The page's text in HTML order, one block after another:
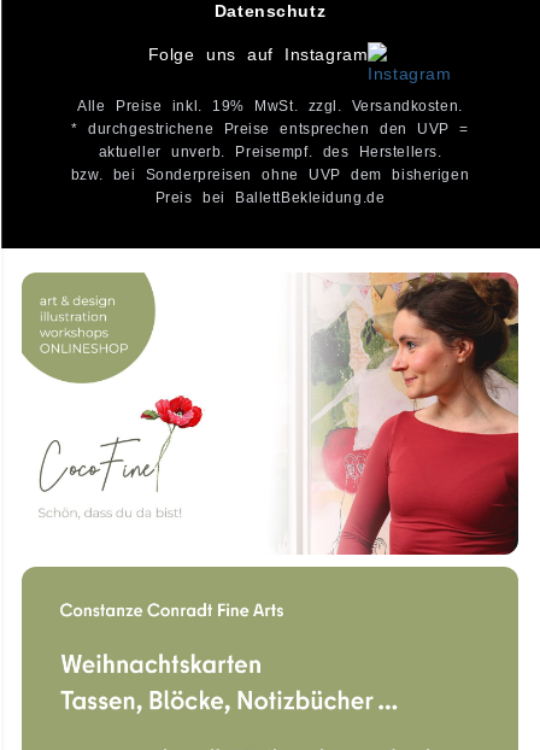
Datenschutz
Folge uns auf Instagram
Alle Preise inkl. 19% MwSt. zzgl. Versandkosten.
* durchgestrichene Preise entsprechen den UVP =
aktueller unverb. Preisempf. des Herstellers.
bzw. bei Sonderpreisen ohne UVP dem bisherigen
Preis bei BallettBekleidung.de